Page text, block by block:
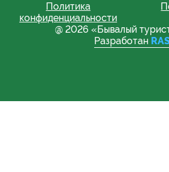
@ 2026 «Бывалый
Политика
конфиденциальности
Разработан